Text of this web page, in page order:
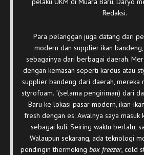
Redaksi.
Para pelanggan juga datang dari
modern dan supplier ikan
sebagainya dari berbagai daerah.
dengan kemasan seperti kardus atau
supplier bandeng dari daerah, mereka
styrofoam. “(selama pengiriman) dari
Baru ke lokasi pasar modern, ikan-
fresh dengan es. Awalnya saya masuk
sebagai kuli. Seiring waktu berlalu,
Walaupun sekarang, ada teknologi
pendingin thermoking box freezer, cold